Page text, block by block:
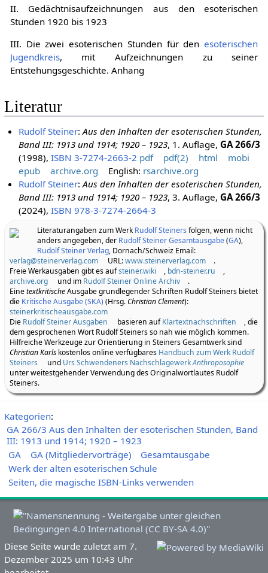
II. Gedächtnisaufzeichnungen aus den esoterischen
Stunden 1920 bis 1923
III. Die zwei esoterischen Stunden für denesoterischen
Jugendkreis, mit Aufzeichnungen zu seiner
Entstehungsgeschichte. Anhang
Literatur
Rudolf Steiner:Aus den Inhalten der esoterischen Stunden,
Band III: 1913 und 1914; 1920 – 1923, 1. Auflage,GA 266/3
(1998),ISBN 3-7274-2663-2 pdf pdf(2) html
mobi
epub
archive.org English: rsarchive.org
Rudolf Steiner:Aus den Inhalten der esoterischen Stunden,
Band III: 1913 und 1914; 1920 – 1923, 3. Auflage,GA 266/3
(2024),ISBN 978-3-7274-2664-3
Literaturangaben zum WerkRudolf Steinersfolgen, wenn nicht
anders angegeben, der Rudolf Steiner Gesamtausgabe(GA),
Rudolf Steiner Verlag, Dornach/Schweiz Email:
verlag@steinerverlag.com
URL:www.steinerverlag.com
.
Freie Werkausgaben gibt es aufsteiner.wiki , bdn-steiner.ru
,
archive.org
und im Rudolf Steiner Online Archiv
.
EinetextkritischeAusgabe grundlegender Schriften Rudolf Steiners bietet
die Kritische Ausgabe (SKA)(Hrsg.Christian Clement):
steinerkritischeausgabe.com
Die Rudolf Steiner Ausgaben basieren aufKlartextnachschriften
, die
dem gesprochenen Wort Rudolf Steiners so nah wie möglich kommen.
Hilfreiche Werkzeuge zur Orientierung in Steiners Gesamtwerk sind
Christian Karlskostenlos online verfügbares Handbuch zum Werk Rudolf
Steiners
und Urs Schwendeners NachschlagewerkAnthroposophie
unter weitestgehender Verwendung des Originalwortlautes Rudolf
Steiners.
Kategorien:
GA 266/3 Aus den Inhalten der esoterischen Stunden, Band
III: 1913 und 1914; 1920 – 1923
GA
GA (Mitgliedervorträge)
Gesamtausgabe
Werk der alten esoterischen Schule
Seiten, die magische ISBN-Links verwenden
Diese Seite wurde zuletzt am 7.
Dezember 2025 um 10:43 Uhr